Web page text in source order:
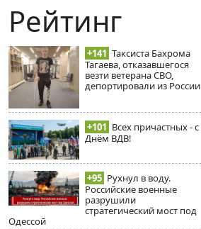
Рейтинг
+141 Таксиста Бахрома
Тагаева, отказавшегося
везти ветерана СВО,
депортировали из России
+101 Всех причастных - с
Днём ВДВ!
+95 Рухнул в воду.
Российские военные
разрушили
стратегический мост под
Одессой